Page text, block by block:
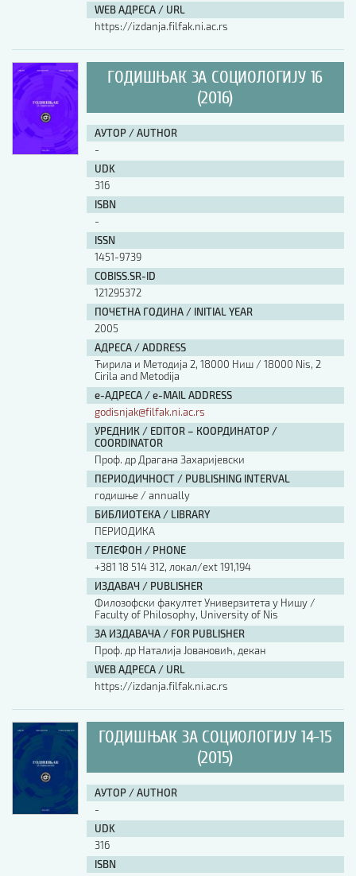
WEB АДРЕСА / URL
https://izdanja.filfak.ni.ac.rs
ГОДИШЊАК ЗА СОЦИОЛОГИЈУ 16
(2016)
АУТОР / AUTHOR
-
UDK
316
ISBN
-
ISSN
1451-9739
COBISS.SR-ID
121295372
ПОЧЕТНА ГОДИНА / INITIAL YEAR
2005
АДРЕСА / ADDRESS
Ћирила и Методија 2, 18000 Ниш / 18000 Nis, 2
Cirila and Metodija
е-АДРЕСА / e-MAIL ADDRESS
godisnjak@filfak.ni.ac.rs
УРЕДНИК / EDITOR – КООРДИНАТОР /
COORDINATOR
Проф. др Драгана Захаријевски
ПЕРИОДИЧНОСТ / PUBLISHING INTERVAL
годишње / annually
БИБЛИОТЕКА / LIBRARY
ПЕРИОДИКА
ТЕЛЕФОН / PHONE
+381 18 514 312, локал/ext 191,194
ИЗДАВАЧ / PUBLISHER
Филозофски факултет Универзитета у Нишу /
Faculty of Philosophy, University of Nis
ЗА ИЗДАВАЧА / FOR PUBLISHER
Проф. др Наталија Јовановић, декан
WEB АДРЕСА / URL
https://izdanja.filfak.ni.ac.rs
ГОДИШЊАК ЗА СОЦИОЛОГИЈУ 14-15
(2015)
АУТОР / AUTHOR
-
UDK
316
ISBN